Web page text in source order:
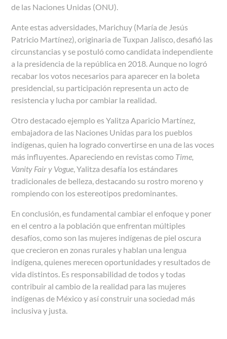
de las Naciones Unidas (ONU).
Ante estas adversidades, Marichuy (María de Jesús
Patricio Martínez), originaria de Tuxpan Jalisco, desafió las
circunstancias y se postuló como candidata independiente
a la presidencia de la república en 2018. Aunque no logró
recabar los votos necesarios para aparecer en la boleta
presidencial, su participación representa un acto de
resistencia y lucha por cambiar la realidad.
Otro destacado ejemplo es Yalitza Aparicio Martínez,
embajadora de las Naciones Unidas para los pueblos
indígenas, quien ha logrado convertirse en una de las voces
más influyentes. Apareciendo en revistas como Time,
Vanity Fair y Vogue , Yalitza desafía los estándares
tradicionales de belleza, destacando su rostro moreno y
rompiendo con los estereotipos predominantes.
En conclusión, es fundamental cambiar el enfoque y poner
en el centro a la población que enfrentan múltiples
desafíos, como son las mujeres indígenas de piel oscura
que crecieron en zonas rurales y hablan una lengua
indígena, quienes merecen oportunidades y resultados de
vida distintos. Es responsabilidad de todos y todas
contribuir al cambio de la realidad para las mujeres
indígenas de México y así construir una sociedad más
inclusiva y justa.